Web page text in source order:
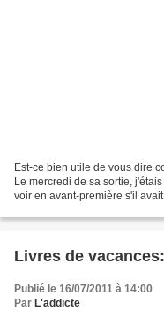
Est-ce bien utile de vous dire
Le mercredi de sa sortie,
voir en avant-première s'il
Livres de
Publié le 16/07/2011 à 14:00
Par L'addicte